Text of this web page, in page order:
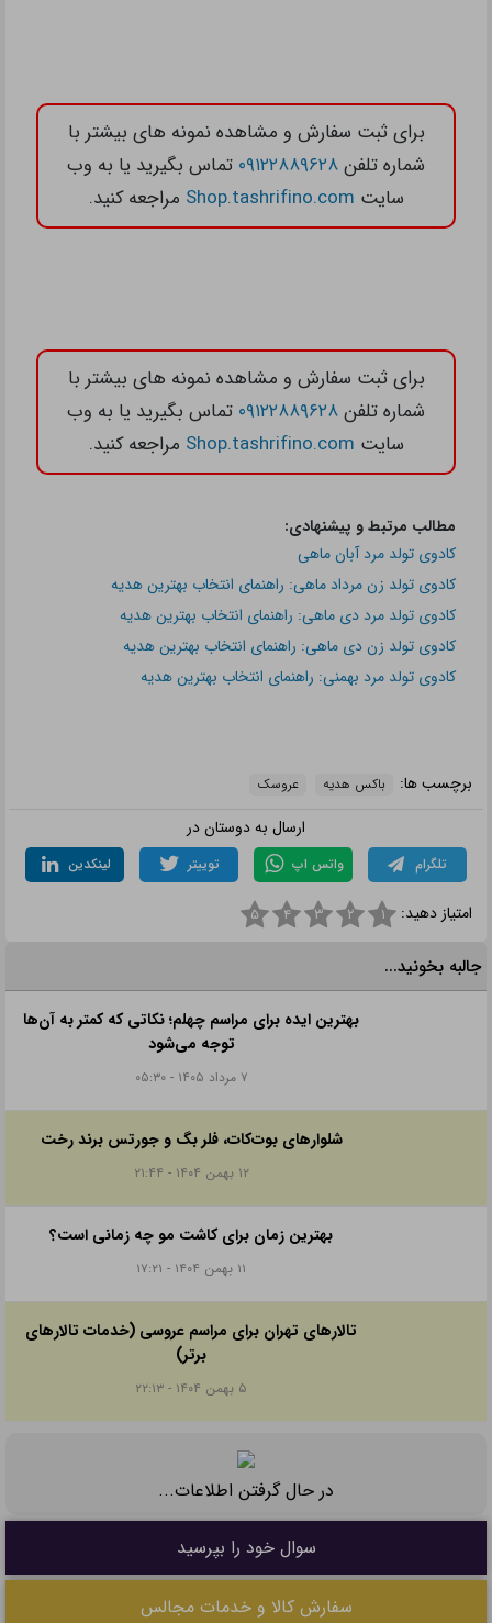
برای ثبت سفارش و مشاهده نمونه های بیشتر با
شماره تلفن۰۹۱۲۲۸۸۹۶۲۸ تماس بگیرید یا به وب
سایت Shop.tashrifino.com مراجعه کنید.
برای ثبت سفارش و مشاهده نمونه های بیشتر با
شماره تلفن۰۹۱۲۲۸۸۹۶۲۸ تماس بگیرید یا به وب
سایت Shop.tashrifino.com مراجعه کنید.
مطالب مرتبط و پیشنهادی:
کادوی تولد مرد آبان ماهی
کادوی تولد زن مرداد ماهی: راهنمای انتخاب بهترین هدیه
کادوی تولد مرد دی ماهی: راهنمای انتخاب بهترین هدیه
کادوی تولد زن دی ماهی: راهنمای انتخاب بهترین هدیه
کادوی تولد مرد بهمنی: راهنمای انتخاب بهترین هدیه
برچسب ها: باکس هدیه عروسک
ارسال به دوستان در
تلگرام واتس اپ توییتر لینکدین
امتیاز دهید: ۱ ۲ ۳ ۴ ۵
جالبه بخونید...
بهترین ایده برای مراسم چهلم؛ نکاتی که کمتر به آن‌ها
توجه می‌شود
۷ مرداد ۱۴۰۵ - ۰۵:۳۰
شلوارهای بوت‌کات، فلر بگ و جورتس برند رخت
۱۲ بهمن ۱۴۰۴ - ۲۱:۴۴
بهترین زمان برای کاشت مو چه زمانی است؟
۱۱ بهمن ۱۴۰۴ - ۱۷:۲۱
تالارهای تهران برای مراسم عروسی (خدمات تالارهای
برتر)
۵ بهمن ۱۴۰۴ - ۲۲:۱۳
در حال گرفتن اطلاعات...
سوال خود را بپرسید
سفارش کالا و خدمات مجالس